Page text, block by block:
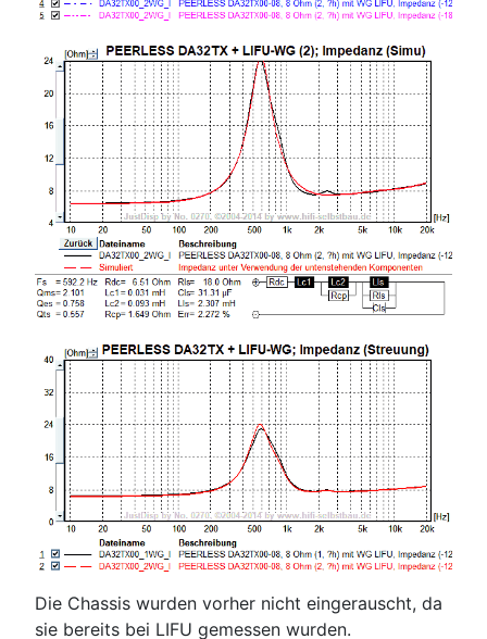
Die Chassis wurden vorher nicht eingerauscht, da
sie bereits bei LIFU gemessen wurden.